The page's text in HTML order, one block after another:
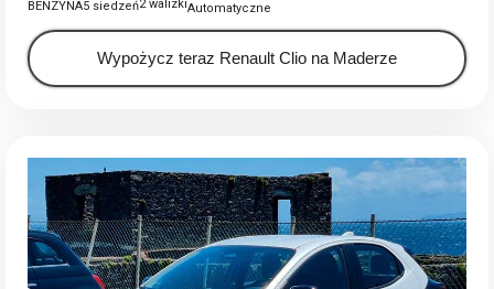
BENZYNA5 siedzeń2 walizkiAutomatyczne
Wypożycz teraz Renault Clio na Maderze